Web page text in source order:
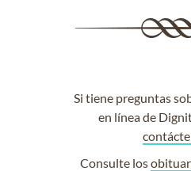
Si tiene preguntas
en línea de
Consulte los